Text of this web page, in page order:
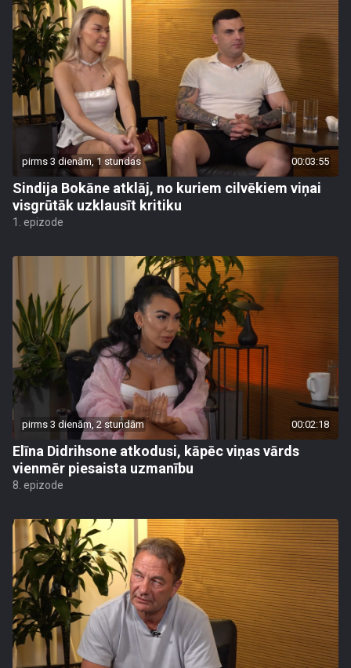
pirms 3 dienām, 1 stundas 00:03:55
Sindija Bokāne atklāj, no kuriem cilvēkiem viņai
visgrūtāk uzklausīt kritiku
1. epizode
pirms 3 dienām, 2 stundām 00:02:18
Elīna Didrihsone atkodusi, kāpēc viņas vārds
vienmēr piesaista uzmanību
8. epizode